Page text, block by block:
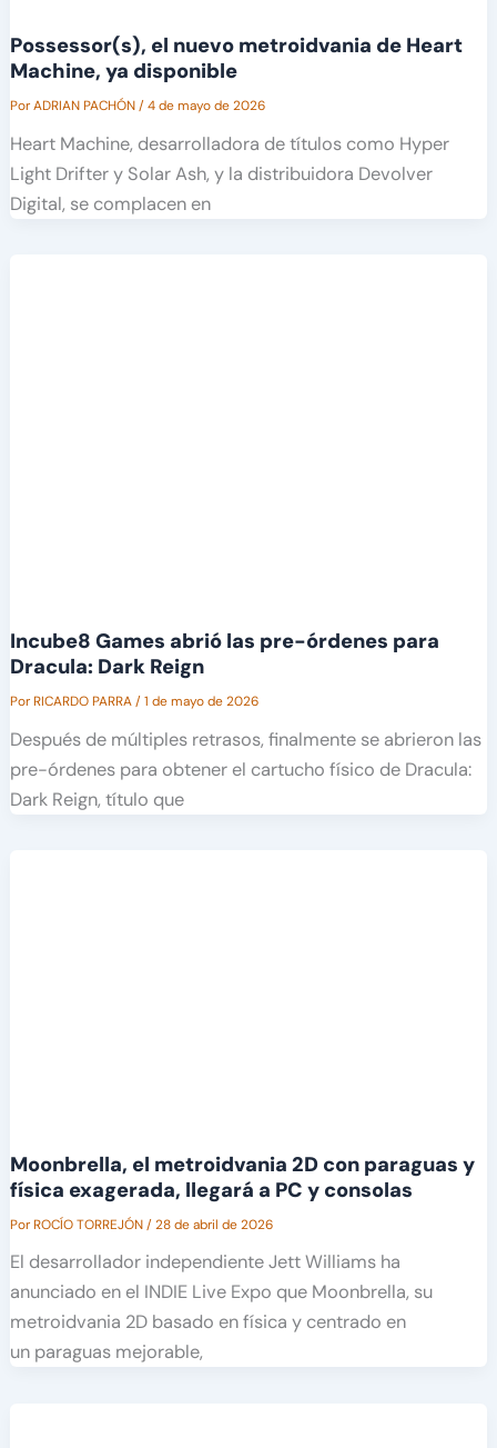
Possessor(s), el nuevo metroidvania de Heart
Machine, ya disponible
PorADRIAN PACHÓN/4 de mayo de 2026
Heart Machine, desarrolladora de títulos como Hyper
Light Drifter y Solar Ash, y la distribuidora Devolver
Digital, se complacen en
Incube8 Games abrió las pre-órdenes para
Dracula: Dark Reign
PorRICARDO PARRA/1 de mayo de 2026
Después de múltiples retrasos, finalmente se abrieron las
pre-órdenes para obtener el cartucho físico de Dracula:
Dark Reign, título que
Moonbrella, el metroidvania 2D con paraguas y
física exagerada, llegará a PC y consolas
PorROCÍO TORREJÓN/28 de abril de 2026
El desarrollador independiente Jett Williams ha
anunciado en el INDIE Live Expo que Moonbrella, su
metroidvania 2D basado en física y centrado en
un paraguas mejorable,